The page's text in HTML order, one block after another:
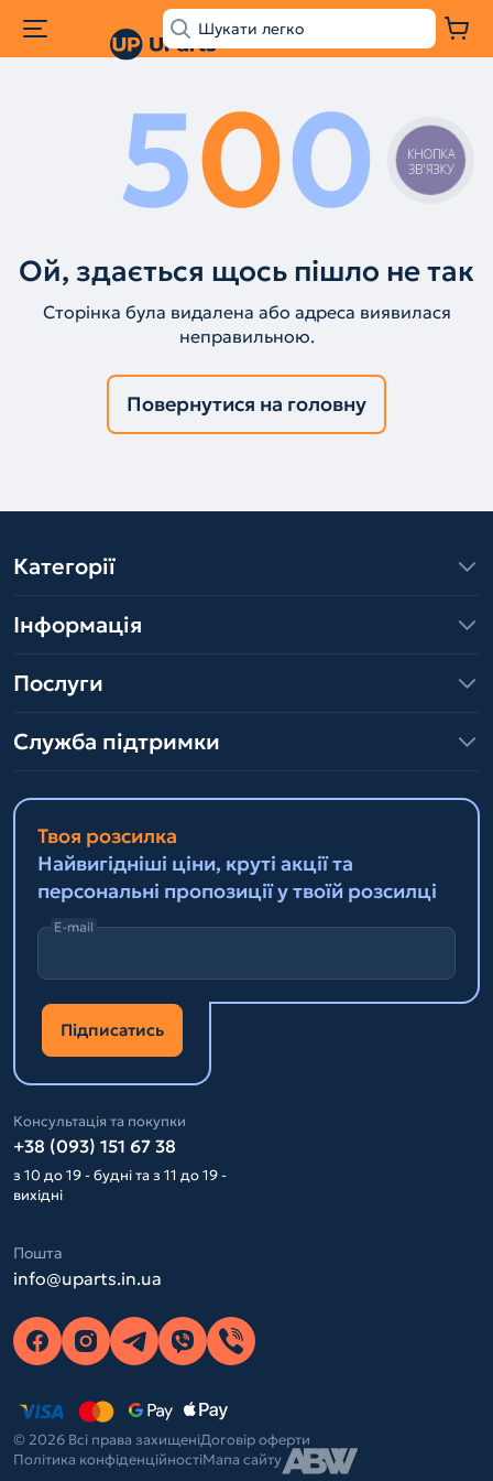
500
Ой, здається щось пішло не так
Сторінка була видалена або адреса виявилася
неправильною.
Повернутися на головну
Категорії
Інформація
Послуги
Служба підтримки
Твоя розсилка
Найвигідніші ціни, круті акції та
персональні пропозиції у твоїй розсилці
E-mail
Підписатись
Консультація та покупки
+38 (093) 151 67 38
з 10 до 19 - будні та з 11 до 19 -
вихідні
Пошта
info@uparts.in.ua
© 2026 Всі права захищеніДоговір оферти
Політика конфіденційностіМапа сайту
КНОПКА
ЗВ'ЯЗКУ